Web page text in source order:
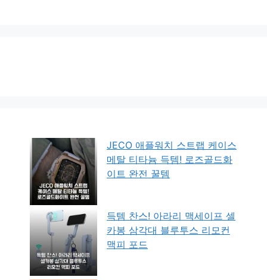
JECO 애플워치 스트랩 케이스
메탈 티타늄 득템! 로즈골드화
이트 완전 꿀템
득템 찬스! 아라리 맥세이프 셀
카봉 삼각대 블루투스 리모컨
맥피 포드